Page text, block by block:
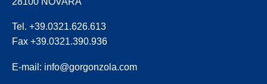
Tel. +39.0321.626.613
Fax +39.0321.390.936
E-mail: info@gorgonzola.com